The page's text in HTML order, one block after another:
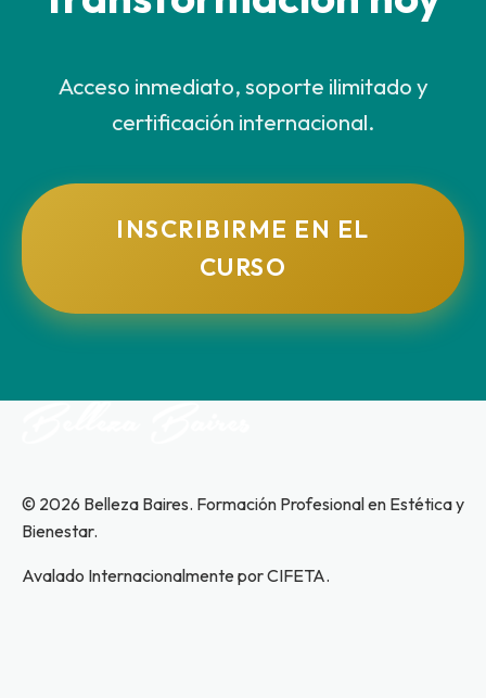
Acceso inmediato, soporte ilimitado y
certificación internacional.
INSCRIBIRME EN EL
CURSO
© 2026 Belleza Baires. Formación Profesional en Estética y
Bienestar.
Avalado Internacionalmente por CIFETA.